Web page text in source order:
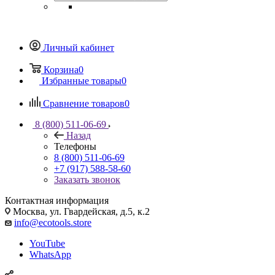
Личный кабинет
Корзина0
Избранные товары0
Сравнение товаров0
8 (800) 511-06-69
Назад
Телефоны
8 (800) 511-06-69
+7 (917) 588-58-60
Заказать звонок
Контактная информация
Москва, ул. Гвардейская, д.5, к.2
info@ecotools.store
YouTube
WhatsApp